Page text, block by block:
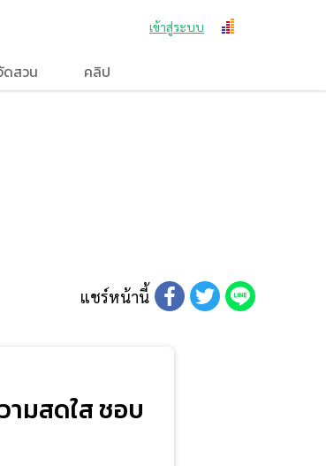
เข้าสู่ระบบ
ดสวน คลิป
แชร์หน้านี้
ามสดใส ชอบ